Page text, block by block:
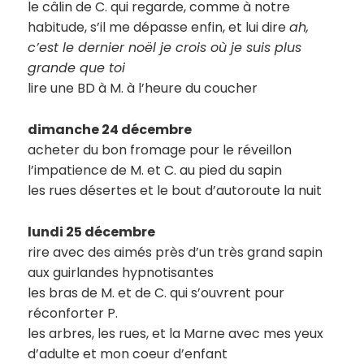
le câlin de C. qui regarde, comme à notre
habitude, s’il me dépasse enfin, et lui direah,
c’est le dernier noël je crois où je suis plus
grande que toi
lire une BD à M. à l’heure du coucher
dimanche 24 décembre
acheter du bon fromage pour le réveillon
l’impatience de M. et C. au pied du sapin
les rues désertes et le bout d’autoroute la nuit
lundi 25 décembre
rire avec des aimés près d’un très grand sapin
aux guirlandes hypnotisantes
les bras de M. et de C. qui s’ouvrent pour
réconforter P.
les arbres, les rues, et la Marne avec mes yeux
d’adulte et mon coeur d’enfant